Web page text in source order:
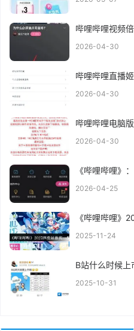
哔哩哔哩视频
2026-04-30
哔哩哔哩直播
2026-04-30
哔哩哔哩电脑
2026-04-30
《哔哩哔哩》
2026-04-25
《哔哩哔哩》
2025-11-24
B站什么时候
2025-10-31